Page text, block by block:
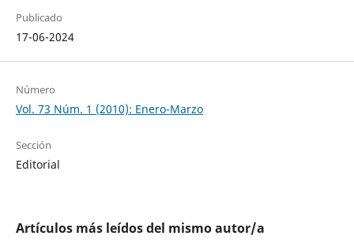
Publicado
17-06-2024
Número
Vol. 73 Núm. 1 (2010): Enero-Marzo
Sección
Editorial
Artículos más leídos del mismo autor/a